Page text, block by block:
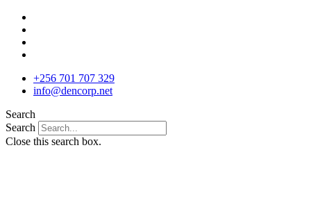
Skip
content
+256 701 707 329
info@dencorp.net
Search
Search
Close this search box.